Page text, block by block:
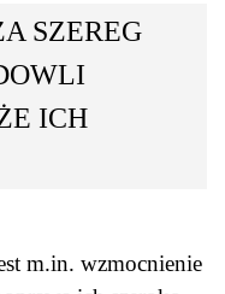
SZEREG
ICH
m.in. wzmocnienie